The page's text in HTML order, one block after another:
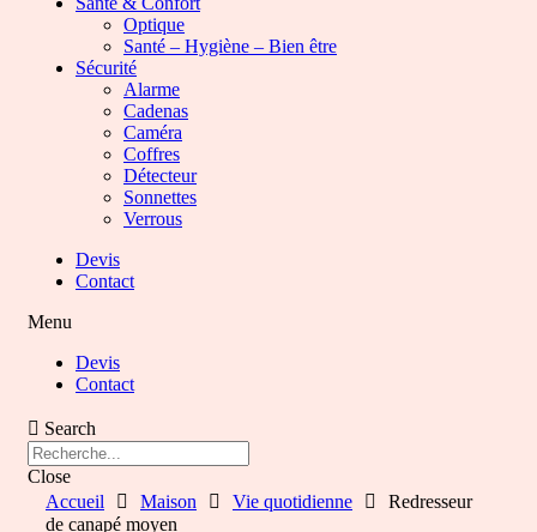
Optique
Santé – Hygiène – Bien être
Sécurité
Alarme
Cadenas
Caméra
Coffres
Détecteur
Sonnettes
Verrous
Devis
Contact
Menu
Devis
Contact
Search
Close
Accueil
Maison Vie quotidienne
Redresseur
de canapé moyen